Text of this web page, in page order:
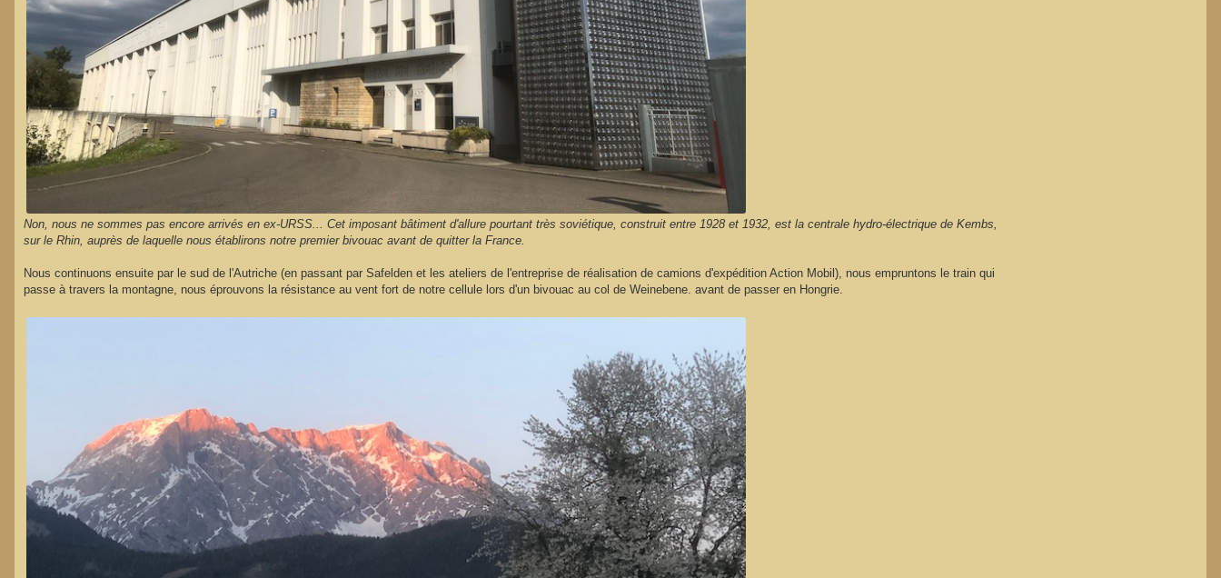
Non, nous ne sommes pas encore arrivés en ex-URSS... Cet imposant bâtiment d'allure pourtant très soviétique, construit entre 1928 et 1932, est la centrale hydro-électrique de Kembs,
sur le Rhin, auprès de laquelle nous établirons notre premier bivouac avant de quitter la France.
Nous continuons ensuite par le sud de l'Autriche (en passant par Safelden et les ateliers de l'entreprise de réalisation de camions d'expédition Action Mobil), nous empruntons le train qui
passe à travers la montagne, nous éprouvons la résistance au vent fort de notre cellule lors d'un bivouac au col de Weinebene. avant de passer en Hongrie.